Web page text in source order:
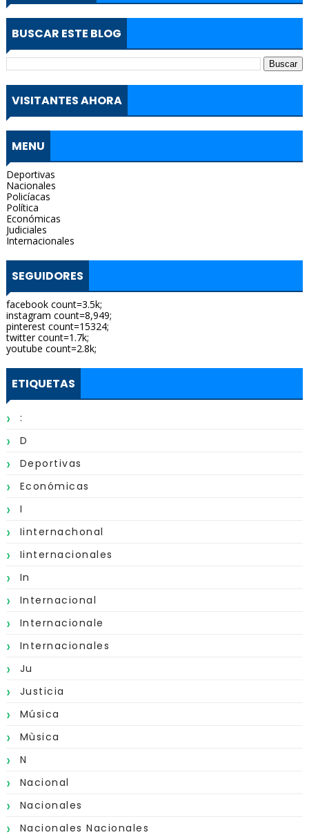
BUSCAR ESTE BLOG
VISITANTES AHORA
MENU
Deportivas
Nacionales
Policíacas
Política
Económicas
Judiciales
Internacionales
SEGUIDORES
facebook count=3.5k;
instagram count=8,949;
pinterest count=15324;
twitter count=1.7k;
youtube count=2.8k;
ETIQUETAS
:
D
Deportivas
Económicas
I
Iinternachonal
Iinternacionales
In
Internacional
Internacionale
Internacionales
Ju
Justicia
Música
Mùsica
N
Nacional
Nacionales
Nacionales Nacionales